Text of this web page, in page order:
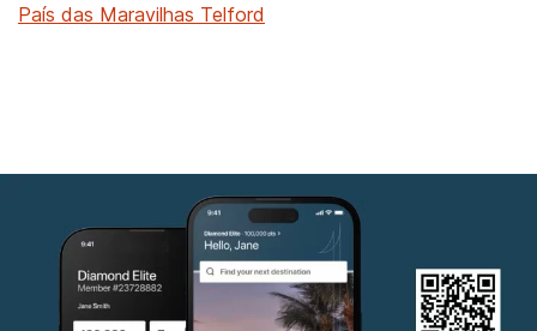
País das Maravilhas Telford